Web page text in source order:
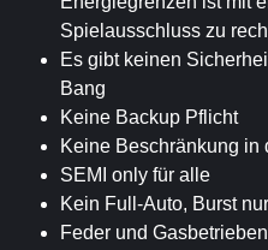
Spielausschluss zu
Es gibt keinen
Bang
Keine Backup Pflicht
Keine Beschränkung in
SEMI only für alle
Kein Full-Auto, Burst
Feder und